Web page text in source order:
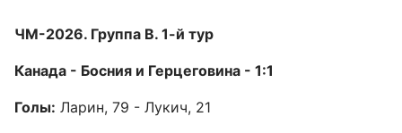
ЧМ-2026. Группа В. 1-й тур
Канада - Босния и Герцеговина - 1:1
Голы: Ларин, 79 - Лукич, 21